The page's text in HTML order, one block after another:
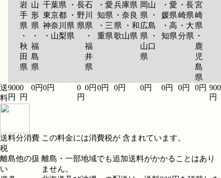
岩
手
県
・
秋
田
県
山
形
県
・
福
島
県
千葉県 ・
東京都 ・
神奈川県
・山梨県
長
野
県
石
川
県
・
福
井
県
・愛
知県
・三
重県
兵庫県
・奈良
県 ・和
歌山県
岡山
県 ・
広島
県 ・
山口
県
・愛
媛県
・高
知県
・長
崎県
・大
分県
宮
崎
県
・
鹿
児
島
県
送
料
900
円
0
円
0円0円
0
円
0円 0円 0円 0円 0円 0円 0円 900
円
送料分消費
税
この料金には消費税が 含まれています。
離島他の扱
い
離島・一部地域でも追加送料がかかることはあり
ません。